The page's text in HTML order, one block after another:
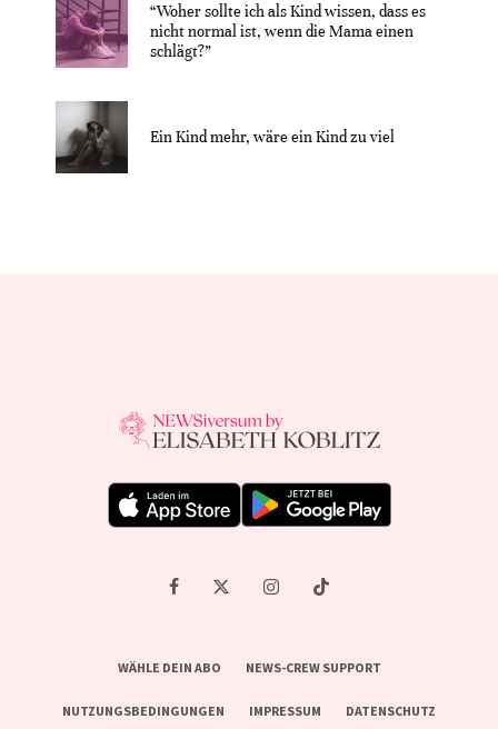
“Woher sollte ich als Kind wissen, dass es
nicht normal ist, wenn die Mama einen
schlägt?”
Ein Kind mehr, wäre ein Kind zu viel
WÄHLE DEIN ABO NEWS-CREW SUPPORT
NUTZUNGSBEDINGUNGEN IMPRESSUM DATENSCHUTZ